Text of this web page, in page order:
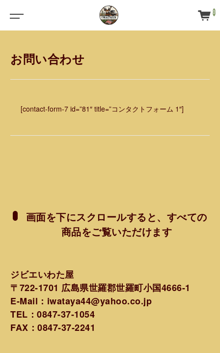
0
お問い合わせ
[contact-form-7 id=”81″ title=”コンタクトフォーム 1″]
画面を下にスクロールすると、すべての
商品をご覧いただけます
ジビエいわた屋
〒722-1701 広島県世羅郡世羅町小国4666-1
E-Mail：iwataya44@yahoo.co.jp
TEL：0847-37-1054
FAX：0847-37-2241